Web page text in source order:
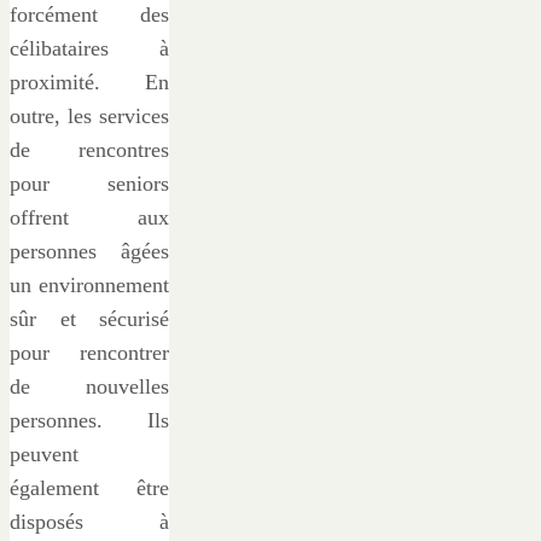
forcément des
célibataires à
proximité. En
outre, les services
de rencontres
pour seniors
offrent aux
personnes âgées
un environnement
sûr et sécurisé
pour rencontrer
de nouvelles
personnes. Ils
peuvent
également être
disposés à